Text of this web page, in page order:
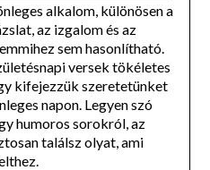
alkalom, különösen a
az izgalom és az
sem hasonlítható.
versek tökéletes
kifejezzük szeretetünket
napon. Legyen szó
humoros sorokról, az
találsz olyat, ami